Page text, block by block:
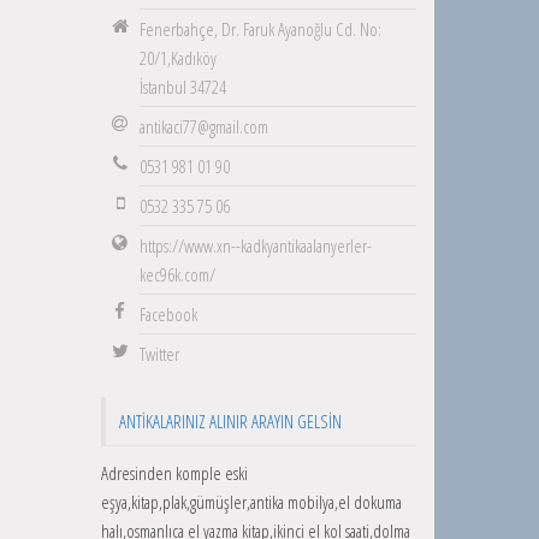
Fenerbahçe, Dr. Faruk Ayanoğlu Cd. No:
20/1,Kadıköy
İstanbul 34724
antikaci77@gmail.com
0531 981 01 90
0532 335 75 06
https://www.xn--kadkyantikaalanyerler-
kec96k.com/
Facebook
Twitter
ANTIKALARINIZ ALINIR ARAYIN GELSIN
Adresinden komple eski
eşya,kitap,plak,gümüşler,antika mobilya,el dokuma
halı,osmanlıca el yazma kitap,ikinci el kol saati,dolma